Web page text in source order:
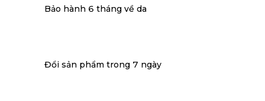
Bảo hành 6 tháng về da
Đổi sản phẩm trong 7 ngày